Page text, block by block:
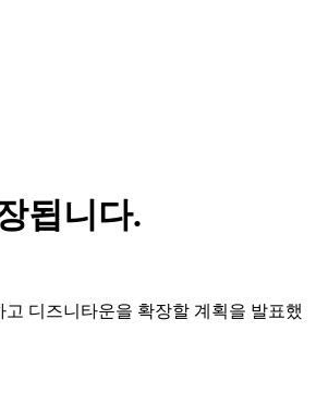
됩니다.
디즈니타운을 확장할 계획을 발표했